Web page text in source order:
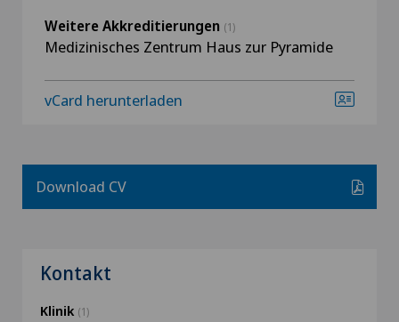
Weitere Akkreditierungen (1)
Medizinisches Zentrum Haus zur Pyramide
vCard herunterladen
Download CV
Kontakt
Klinik (1)